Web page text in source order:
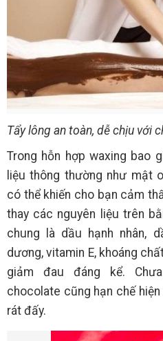
Tẩy lông an toàn, dễ chịu với
Trong hỗn hợp waxing bao
liệu thông thường như mật
có thể khiến cho bạn cảm
thay các nguyên liệu trên
chung là dầu hạnh nhân,
dương, vitamin E, khoáng
giảm đau đáng kể.
chocolate cũng hạn chế
rát đấy.